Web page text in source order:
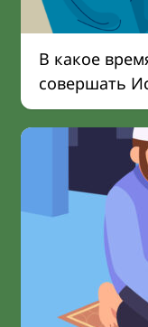
В какое
совершать